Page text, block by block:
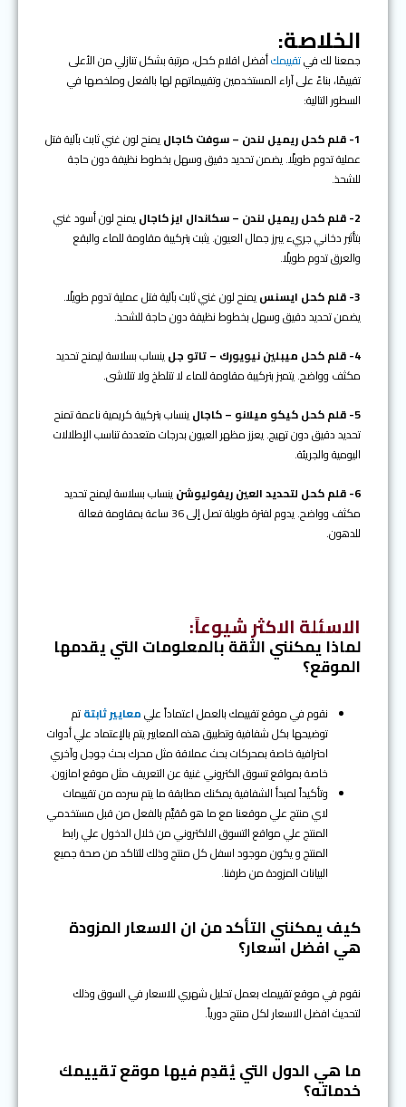
الخلاصة:
جمعنا لك فيتقييمكأفضل اقلام كحل، مرتبة بشكل تنازلي من الأعلى
تقييمًا، بناءً على آراء المستخدمين وتقييماتهم لها بالفعل وملخصها في
السطور التالية:
1- قلم كحل ريميل لندن – سوفت كاجال
يمنح لون غني ثابت بآلية فتل
عملية تدوم طويلًا. يضمن تحديد دقيق وسهل بخطوط نظيفة دون حاجة
للشحذ.
2- قلم كحل ريميل لندن – سكاندال ايز كاجال
يمنح لون أسود غني
بتأثير دخاني جريء يبرز جمال العيون. يثبت بتركيبة مقاومة للماء والبقع
والعرق تدوم طويلًا.
3- قلم كحل ايسنس
يمنح لون غني ثابت بآلية فتل عملية تدوم طويلًا.
يضمن تحديد دقيق وسهل بخطوط نظيفة دون حاجة للشحذ.
4- قلم كحل ميبلين نيويورك – تاتو جل
ينساب بسلاسة ليمنح تحديد
مكثف وواضح. يتميز بتركيبة مقاومة للماء لا تتلطخ ولا تتلاشى.
5- قلم كحل كيكو ميلانو – كاجال
ينساب بتركيبة كريمية ناعمة تمنح
تحديد دقيق دون تهيج. يعزز مظهر العيون بدرجات متعددة تناسب الإطلالات
اليومية والجريئة.
6- قلم كحل لتحديد العين ريفوليوشن
ينساب بسلاسة ليمنح تحديد
مكثف وواضح. يدوم لفترة طويلة تصل إلى 36 ساعة بمقاومة فعالة
للدهون.
الاسئلة الاكثر شيوعاً:
لماذا يمكنني الثقة بالمعلومات التي يقدمها
الموقع؟
نقوم في موقع تقييمك بالعمل اعتماداً عليمعايير ثابتةتم
توضيحها بكل شفافية وتطبيق هذه المعايير يتم بالإعتماد علي أدوات
احترافية خاصة بمحركات بحث عملاقة مثل محرك بحث جوجل وآخري
خاصة بمواقع تسوق الكتروني غنية عن التعريف مثل موقع امازون.
وتأكيداً لمبدأ الشفافية يمكنك مطابقة ما يتم سرده من تقييمات
لاي منتج علي موقعنا مع ما هو مُقيَّم بالفعل من قبل مستخدمي
المنتج علي مواقع التسوق الالكتروني من خلال الدخول علي رابط
المنتج و يكون موجود اسفل كل منتج وذلك للتاكد من صحة جميع
البيانات المزودة من طرفنا.
كيف يمكنني التأكد من ان الاسعار المزودة
هي افضل اسعار؟
نقوم في موقع تقييمك بعمل تحليل شهري للاسعار في السوق وذلك
لتحديث افضل الاسعار لكل منتج دورياً.
ما هي الدول التي يُقدِم فيها موقع تقييمك
خدماته؟